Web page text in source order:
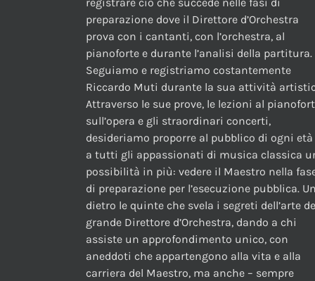
preparazione dove il Direttore d’Orchestra
prova con i cantanti, con l’orchestra, al
pianoforte e durante l’analisi della partitura.
Seguiamo e registriamo costantemente
Riccardo Muti durante la sua attività
Attraverso le sue prove, le lezioni al
sull’opera e gli straordinari concerti,
desideriamo proporre al pubblico di ogni età
a tutti gli appassionati di musica classica
possibilità in più: vedere il Maestro nella
di preparazione per l’esecuzione pubblica. Un
dietro le quinte che svela i segreti dell’arte
grande Direttore d’Orchestra, dando a chi
assiste un approfondimento unico, con
aneddoti che appartengono alla vita e alla
carriera del Maestro, ma anche – sempre